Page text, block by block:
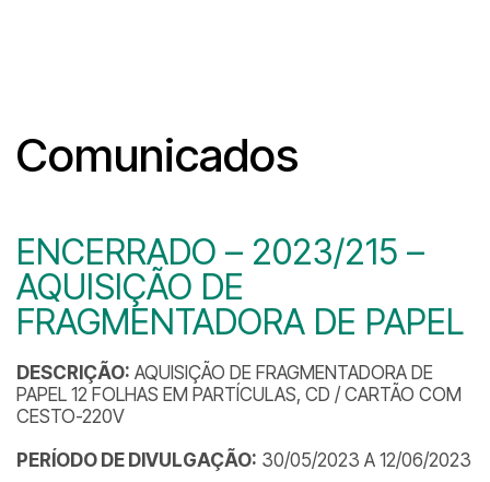
Comunicados
ENCERRADO – 2023/215 –
AQUISIÇÃO DE
FRAGMENTADORA DE PAPEL
DESCRIÇÃO: AQUISIÇÃO DE FRAGMENTADORA DE
PAPEL 12 FOLHAS EM PARTÍCULAS, CD / CARTÃO COM
CESTO-220V
PERÍODO DE DIVULGAÇÃO: 30/05/2023 A 12/06/2023